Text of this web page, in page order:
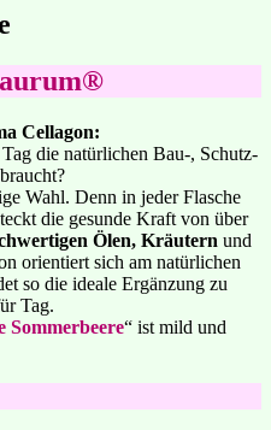
aurum®
Cellagon:
die natürlichen Bau-, Schutz-
Wahl. Denn in jeder Flasche
die gesunde Kraft von über
Ölen, Kräutern und
orientiert sich am natürlichen
so die ideale Ergänzung zu
Tag.
Sommerbeere“ ist mild und